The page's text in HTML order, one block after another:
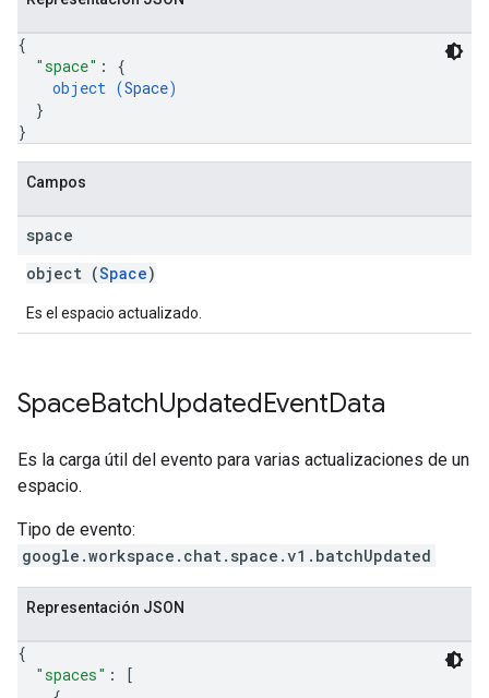
{
"space" : {
object (Space)
}
}
Campos
space
object (Space)
Es el espacio actualizado.
SpaceBatchUpdatedEventData
Es la carga útil del evento para varias actualizaciones de un
espacio.
Tipo de evento:
google.workspace.chat.space.v1.batchUpdated
Representación JSON
{
"spaces" :
[